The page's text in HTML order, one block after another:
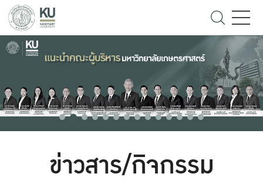
ข่าวสาร/กิจกรรม